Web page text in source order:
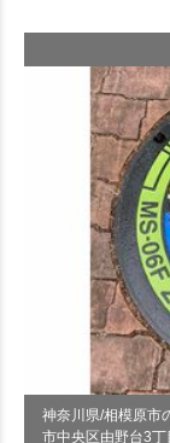
神奈川県/相模原市
市中央区由野台3